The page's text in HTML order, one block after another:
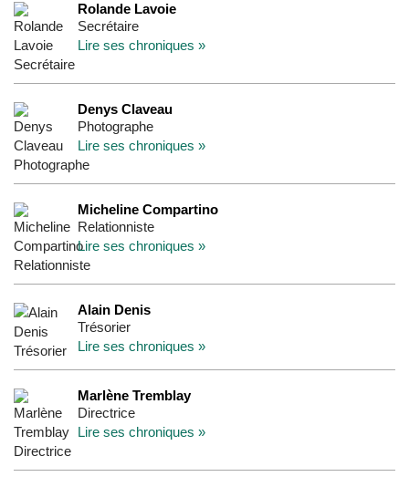
Rolande Lavoie
Secrétaire
Lire ses chroniques »
Denys Claveau
Photographe
Lire ses chroniques »
Micheline Compartino
Relationniste
Lire ses chroniques »
Alain Denis
Trésorier
Lire ses chroniques »
Marlène Tremblay
Directrice
Lire ses chroniques »